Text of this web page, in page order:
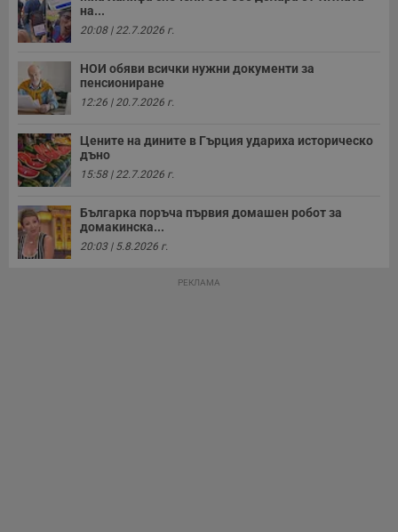
на...
20:08 | 22.7.2026 г.
НОИ обяви всички нужни документи за
пенсиониране
12:26 | 20.7.2026 г.
Цените на дините в Гърция удариха историческо
дъно
15:58 | 22.7.2026 г.
Българка поръча първия домашен робот за
домакинска...
20:03 | 5.8.2026 г.
РЕКЛАМА